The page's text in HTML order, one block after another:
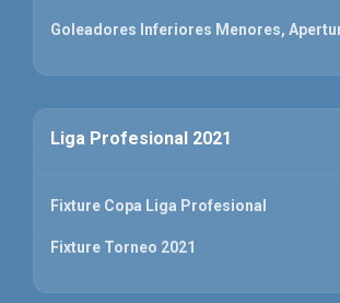
Goleadores Inferiores Menores,
Liga Profesional 2021
Fixture Copa Liga Profesional
Fixture Torneo 2021